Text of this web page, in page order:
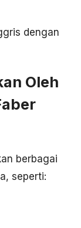
dengan
Oleh
berbagai
seperti: